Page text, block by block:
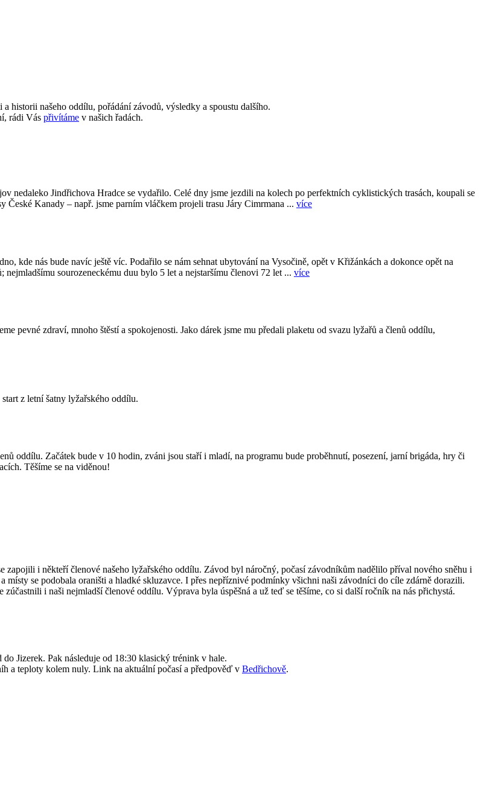
historii našeho oddílu, pořádání závodů, výsledky a spoustu dalšího.
rádi Vás přivítáme v našich řadách.
nedaleko Jindřichova Hradce se vydařilo. Celé dny jsme jezdili na kolech po perfektních cyklistických trasách, koupali se
Kanady – např. jsme parním vláčkem projeli trasu Járy Cimrmana ... více
kde nás bude navíc ještě víc. Podařilo se nám sehnat ubytování na Vysočině, opět v Křižánkách a dokonce opět na
sourozeneckému duu bylo 5 let a nejstaršímu členovi 72 let ... více
pevné zdraví, mnoho štěstí a spokojenosti. Jako dárek jsme mu předali plaketu od svazu lyžařů a členů oddílu,
z letní šatny lyžařského oddílu.
oddílu. Začátek bude v 10 hodin, zváni jsou staří i mladí, na programu bude proběhnutí, posezení, jarní brigáda, hry či
Těšíme se na viděnou!
i někteří členové našeho lyžařského oddílu. Závod byl náročný, počasí závodníkům nadělilo příval nového sněhu i
se podobala oraništi a hladké skluzavce. I přes nepříznivé podmínky všichni naši závodníci do cíle zdárně dorazili.
i naši nejmladší členové oddílu. Výprava byla úspěšná a už teď se těšíme, co si další ročník na nás přichystá.
Jizerek. Pak následuje od 18:30 klasický trénink v hale.
a teploty kolem nuly. Link na aktuální počasí a předpověď v Bedřichově.